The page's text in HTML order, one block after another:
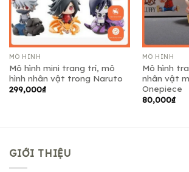
MÔ HÌNH
Mô hình mini trang trí, mô
hình nhân vật trong Naruto
299,000₫
MÔ HÌNH
Mô hình
nhân vật
Onepiece
80,000₫
GIỚI THIỆU